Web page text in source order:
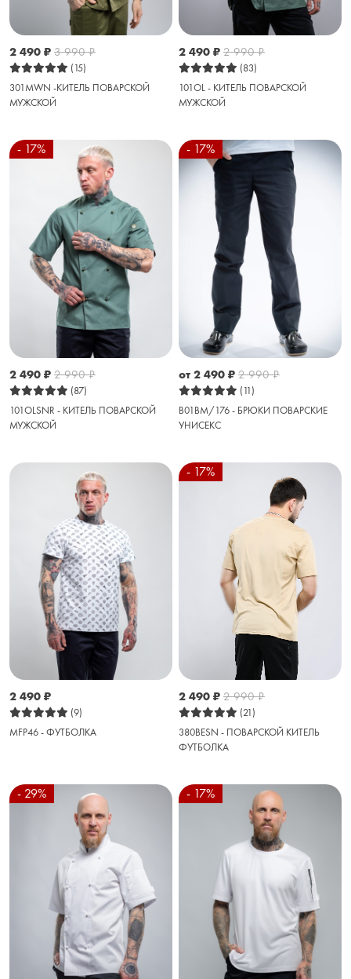
2 490 ₽ 3 990₽
(15)
301MWN -КИТЕЛЬ ПОВАРСКОЙ
МУЖСКОЙ
2 490 ₽ 2 990₽
(83)
101OL - КИТЕЛЬ ПОВАРСКОЙ
МУЖСКОЙ
- 17%
2 490 ₽ 2 990₽
(87)
101OLSNR - КИТЕЛЬ ПОВАРСКОЙ
МУЖСКОЙ
- 17%
от 2 490 ₽ 2 990₽
(11)
B01BM/176 - БРЮКИ ПОВАРСКИЕ
УНИСЕКС
2 490 ₽
(9)
MFP46 - ФУТБОЛКА
- 17%
2 490 ₽ 2 990₽
(21)
380BESN - ПОВАРСКОЙ КИТЕЛЬ
ФУТБОЛКА
- 29% - 17%